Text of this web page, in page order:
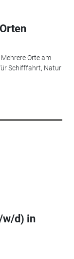
Orte am
Schifffahrt, Natur
w/d) in